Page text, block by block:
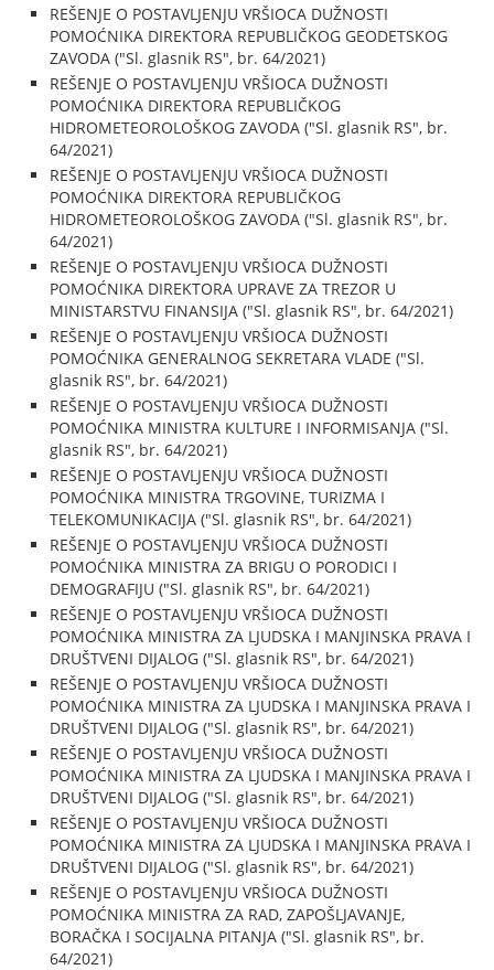
REŠENJE O POSTAVLJENJU VRŠIOCA DUŽNOSTI
POMOĆNIKA DIREKTORA REPUBLIČKOG GEODETSKOG
ZAVODA ("Sl. glasnik RS", br. 64/2021)
REŠENJE O POSTAVLJENJU VRŠIOCA DUŽNOSTI
POMOĆNIKA DIREKTORA REPUBLIČKOG
HIDROMETEOROLOŠKOG ZAVODA ("Sl. glasnik RS", br.
64/2021)
REŠENJE O POSTAVLJENJU VRŠIOCA DUŽNOSTI
POMOĆNIKA DIREKTORA REPUBLIČKOG
HIDROMETEOROLOŠKOG ZAVODA ("Sl. glasnik RS", br.
64/2021)
REŠENJE O POSTAVLJENJU VRŠIOCA DUŽNOSTI
POMOĆNIKA DIREKTORA UPRAVE ZA TREZOR U
MINISTARSTVU FINANSIJA ("Sl. glasnik RS", br. 64/2021)
REŠENJE O POSTAVLJENJU VRŠIOCA DUŽNOSTI
POMOĆNIKA GENERALNOG SEKRETARA VLADE ("Sl.
glasnik RS", br. 64/2021)
REŠENJE O POSTAVLJENJU VRŠIOCA DUŽNOSTI
POMOĆNIKA MINISTRA KULTURE I INFORMISANJA ("Sl.
glasnik RS", br. 64/2021)
REŠENJE O POSTAVLJENJU VRŠIOCA DUŽNOSTI
POMOĆNIKA MINISTRA TRGOVINE, TURIZMA I
TELEKOMUNIKACIJA ("Sl. glasnik RS", br. 64/2021)
REŠENJE O POSTAVLJENJU VRŠIOCA DUŽNOSTI
POMOĆNIKA MINISTRA ZA BRIGU O PORODICI I
DEMOGRAFIJU ("Sl. glasnik RS", br. 64/2021)
REŠENJE O POSTAVLJENJU VRŠIOCA DUŽNOSTI
POMOĆNIKA MINISTRA ZA LJUDSKA I MANJINSKA PRAVA I
DRUŠTVENI DIJALOG ("Sl. glasnik RS", br. 64/2021)
REŠENJE O POSTAVLJENJU VRŠIOCA DUŽNOSTI
POMOĆNIKA MINISTRA ZA LJUDSKA I MANJINSKA PRAVA I
DRUŠTVENI DIJALOG ("Sl. glasnik RS", br. 64/2021)
REŠENJE O POSTAVLJENJU VRŠIOCA DUŽNOSTI
POMOĆNIKA MINISTRA ZA LJUDSKA I MANJINSKA PRAVA I
DRUŠTVENI DIJALOG ("Sl. glasnik RS", br. 64/2021)
REŠENJE O POSTAVLJENJU VRŠIOCA DUŽNOSTI
POMOĆNIKA MINISTRA ZA LJUDSKA I MANJINSKA PRAVA I
DRUŠTVENI DIJALOG ("Sl. glasnik RS", br. 64/2021)
REŠENJE O POSTAVLJENJU VRŠIOCA DUŽNOSTI
POMOĆNIKA MINISTRA ZA RAD, ZAPOŠLJAVANJE,
BORAČKA I SOCIJALNA PITANJA ("Sl. glasnik RS", br.
64/2021)